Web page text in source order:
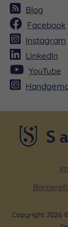
Blog
Facebook
Instagram
LinkedIn
YouTube
Copyright 2026